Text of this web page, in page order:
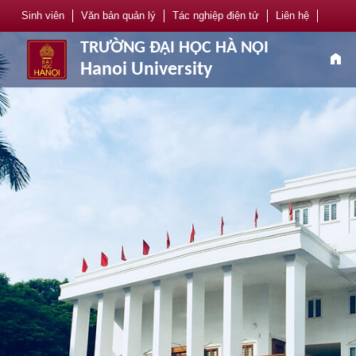
Sinh viên Văn bản quản lý Tác nghiệp điện tử Liên hệ
TRƯỜNG ĐẠI HỌC HÀ NỘI
Hanoi University
home